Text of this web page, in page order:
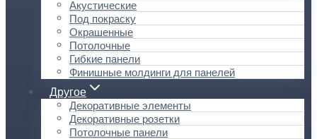
Акустические
Под покраску
Окрашенные
Потолочные
Гибкие панели
Финишные молдинги для панелей
Другое
Декоративные элементы
Декоративные розетки
Потолочные панели